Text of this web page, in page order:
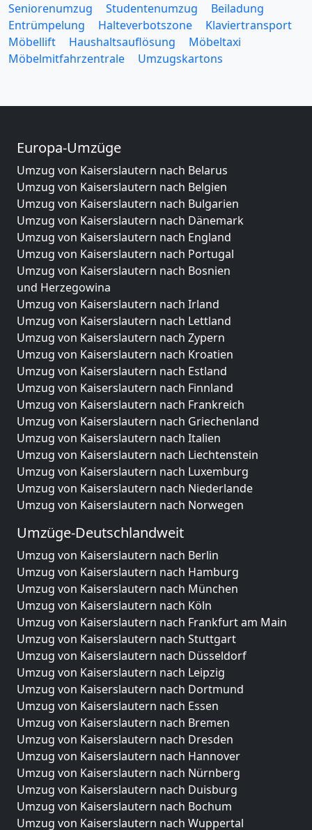
Seniorenumzug
Studentenumzug
Beiladung
Entrümpelung
Halteverbotszone
Klaviertransport
Möbellift
Haushaltsauflösung
Möbeltaxi
Möbelmitfahrzentrale
Umzugskartons
Europa-Umzüge
Umzug von Kaiserslautern nach Belarus
Umzug von Kaiserslautern nach Belgien
Umzug von Kaiserslautern nach Bulgarien
Umzug von Kaiserslautern nach Dänemark
Umzug von Kaiserslautern nach England
Umzug von Kaiserslautern nach Portugal
Umzug von Kaiserslautern nach Bosnien
und Herzegowina
Umzug von Kaiserslautern nach Irland
Umzug von Kaiserslautern nach Lettland
Umzug von Kaiserslautern nach Zypern
Umzug von Kaiserslautern nach Kroatien
Umzug von Kaiserslautern nach Estland
Umzug von Kaiserslautern nach Finnland
Umzug von Kaiserslautern nach Frankreich
Umzug von Kaiserslautern nach Griechenland
Umzug von Kaiserslautern nach Italien
Umzug von Kaiserslautern nach Liechtenstein
Umzug von Kaiserslautern nach Luxemburg
Umzug von Kaiserslautern nach Niederlande
Umzug von Kaiserslautern nach Norwegen
Umzüge-Deutschlandweit
Umzug von Kaiserslautern nach Berlin
Umzug von Kaiserslautern nach Hamburg
Umzug von Kaiserslautern nach München
Umzug von Kaiserslautern nach Köln
Umzug von Kaiserslautern nach Frankfurt am Main
Umzug von Kaiserslautern nach Stuttgart
Umzug von Kaiserslautern nach Düsseldorf
Umzug von Kaiserslautern nach Leipzig
Umzug von Kaiserslautern nach Dortmund
Umzug von Kaiserslautern nach Essen
Umzug von Kaiserslautern nach Bremen
Umzug von Kaiserslautern nach Dresden
Umzug von Kaiserslautern nach Hannover
Umzug von Kaiserslautern nach Nürnberg
Umzug von Kaiserslautern nach Duisburg
Umzug von Kaiserslautern nach Bochum
Umzug von Kaiserslautern nach Wuppertal